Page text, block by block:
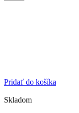
Pridať do košíka
Skladom